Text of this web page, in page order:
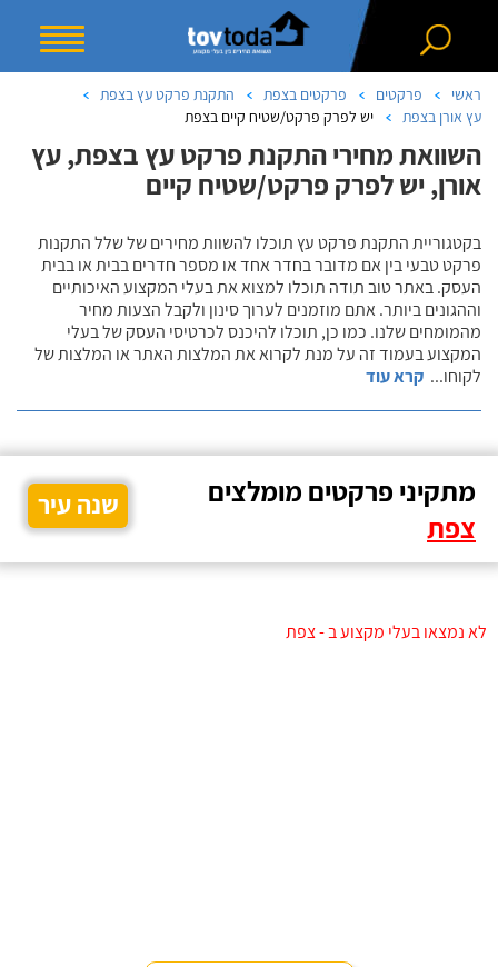
ראשי פרקטים פרקטים בצפת
התקנת פרקט עץ בצפת
עץ אורן בצפת
יש לפרק פרקט/שטיח קיים בצפת
השוואת מחירי התקנת פרקט עץ בצפת, עץ
אורן, יש לפרק פרקט/שטיח קיים
בקטגוריית התקנת פרקט עץ תוכלו להשוות מחירים של שלל התקנות
פרקט טבעי בין אם מדובר בחדר אחד או מספר חדרים בבית או בבית
העסק. באתר טוב תודה תוכלו למצוא את בעלי המקצוע האיכותיים
וההגונים ביותר. אתם מוזמנים לערוך סינון ולקבל הצעות מחיר
מהמומחים שלנו. כמו כן, תוכלו להיכנס לכרטיסי העסק של בעלי
המקצוע בעמוד זה על מנת לקרוא את המלצות האתר או המלצות של
לקוחו... קרא עוד
מתקיני פרקטים מומלצים
צפת
שנה עיר
לא נמצאו בעלי מקצוע ב - צפת